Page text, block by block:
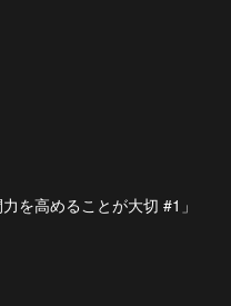
を高めることが大切 #1」